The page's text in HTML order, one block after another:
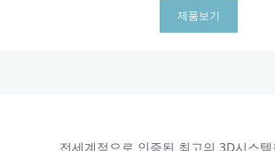
제품보기
전세계적으로 인증된 최고의 3D시스